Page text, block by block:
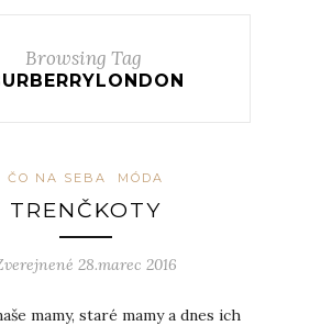
Browsing Tag
ČO NA SEBA MÓDA
TRENČKOTY
28.marec 2016
mamy, staré mamy a dnes ich